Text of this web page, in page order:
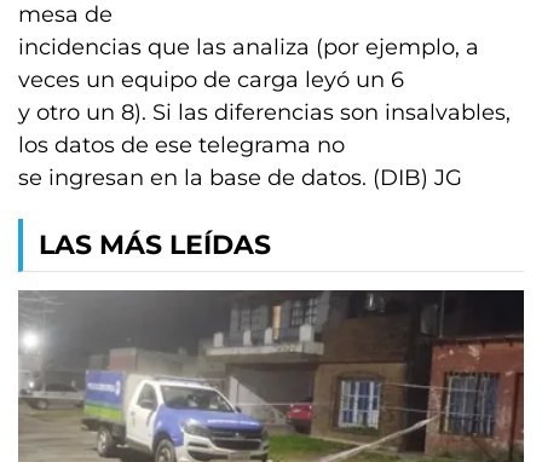
mesa de
incidencias que las analiza (por ejemplo, a
veces un equipo de carga leyó un 6
y otro un 8). Si las diferencias son insalvables,
los datos de ese telegrama no
se ingresan en la base de datos. (DIB) JG
LAS MÁS LEÍDAS